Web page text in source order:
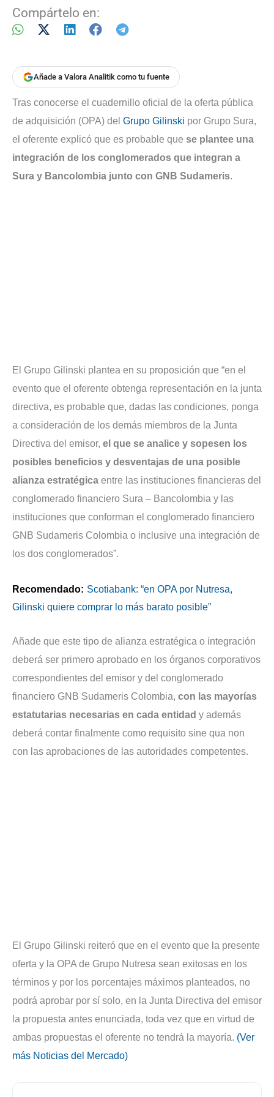
Compártelo en:
Añade a Valora Analitik como tu fuente
Tras conocerse el cuadernillo oficial de la oferta pública
de adquisición (OPA) del Grupo Gilinski por Grupo Sura,
el oferente explicó que es probable que se plantee una
integración de los conglomerados que integran a
Sura y Bancolombia junto con GNB Sudameris.
El Grupo Gilinski plantea en su proposición que “en el
evento que el oferente obtenga representación en la junta
directiva, es probable que, dadas las condiciones, ponga
a consideración de los demás miembros de la Junta
Directiva del emisor, el que se analice y sopesen los
posibles beneficios y desventajas de una posible
alianza estratégica entre las instituciones financieras del
conglomerado financiero Sura – Bancolombia y las
instituciones que conforman el conglomerado financiero
GNB Sudameris Colombia o inclusive una integración de
los dos conglomerados”.
Recomendado: Scotiabank: “en OPA por Nutresa,
Gilinski quiere comprar lo más barato posible”
Añade que este tipo de alianza estratégica o integración
deberá ser primero aprobado en los órganos corporativos
correspondientes del emisor y del conglomerado
financiero GNB Sudameris Colombia, con las mayorías
estatutarias necesarias en cada entidad y además
deberá contar finalmente como requisito sine qua non
con las aprobaciones de las autoridades competentes.
El Grupo Gilinski reiteró que en el evento que la presente
oferta y la OPA de Grupo Nutresa sean exitosas en los
términos y por los porcentajes máximos planteados, no
podrá aprobar por sí solo, en la Junta Directiva del emisor
la propuesta antes enunciada, toda vez que en virtud de
ambas propuestas el oferente no tendrá la mayoría. (Ver
más Noticias del Mercado)